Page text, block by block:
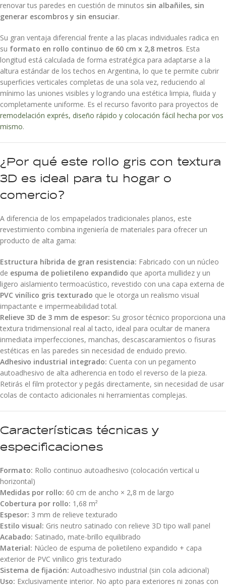
renovar tus paredes en cuestión de minutos sin albañiles, sin
generar escombros y sin ensuciar.
Su gran ventaja diferencial frente a las placas individuales radica en
su formato en rollo continuo de 60 cm x 2,8 metros. Esta
longitud está calculada de forma estratégica para adaptarse a la
altura estándar de los techos en Argentina, lo que te permite cubrir
superficies verticales completas de una sola vez, reduciendo al
mínimo las uniones visibles y logrando una estética limpia, fluida y
completamente uniforme. Es el recurso favorito para proyectos de
remodelación exprés, diseño rápido y colocación fácil hecha por vos
mismo.
¿Por qué este rollo gris con textura
3D es ideal para tu hogar o
comercio?
A diferencia de los empapelados tradicionales planos, este
revestimiento combina ingeniería de materiales para ofrecer un
producto de alta gama:
Estructura híbrida de gran resistencia: Fabricado con un núcleo
de espuma de polietileno expandido que aporta mullidez y un
ligero aislamiento termoacústico, revestido con una capa externa de
PVC vinílico gris texturado que le otorga un realismo visual
impactante e impermeabilidad total.
Relieve 3D de 3 mm de espesor: Su grosor técnico proporciona una
textura tridimensional real al tacto, ideal para ocultar de manera
inmediata imperfecciones, manchas, descascaramientos o fisuras
estéticas en las paredes sin necesidad de enduido previo.
Adhesivo industrial integrado: Cuenta con un pegamento
autoadhesivo de alta adherencia en todo el reverso de la pieza.
Retirás el film protector y pegás directamente, sin necesidad de usar
colas de contacto adicionales ni herramientas complejas.
Características técnicas y
especificaciones
Formato: Rollo continuo autoadhesivo (colocación vertical u
horizontal)
Medidas por rollo: 60 cm de ancho × 2,8 m de largo
Cobertura por rollo: 1,68 m²
Espesor: 3 mm de relieve texturado
Estilo visual: Gris neutro satinado con relieve 3D tipo wall panel
Acabado: Satinado, mate-brillo equilibrado
Material: Núcleo de espuma de polietileno expandido + capa
exterior de PVC vinílico gris texturado
Sistema de fijación: Autoadhesivo industrial (sin cola adicional)
Uso: Exclusivamente interior. No apto para exteriores ni zonas con